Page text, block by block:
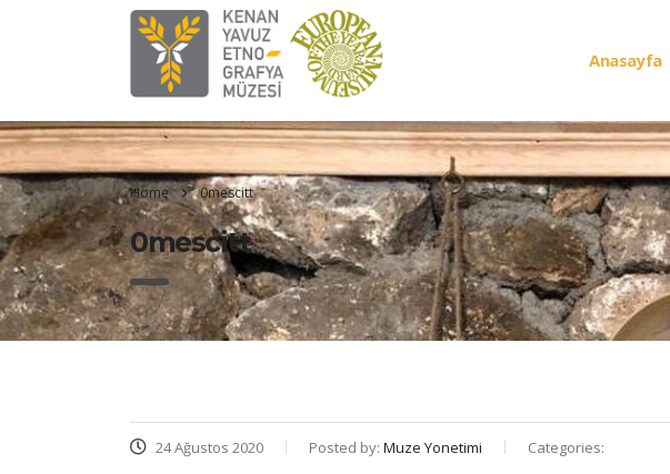
Anasayfa
Home 0mescitt
0mescitt
24 Ağustos 2020 Posted by: Muze Yonetimi Categories: